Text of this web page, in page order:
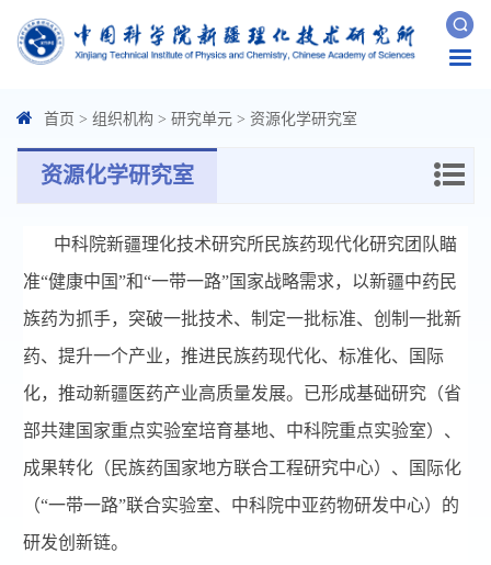
首页 > 组织机构 > 研究单元 > 资源化学研究室
资源化学研究室
中科院新疆理化技术研究所民族药现代化研究团队瞄
准“健康中国”和“一带一路”国家战略需求，以新疆中药民
族药为抓手，突破一批技术、制定一批标准、创制一批新
药、提升一个产业，推进民族药现代化、标准化、国际
化，推动新疆医药产业高质量发展。已形成基础研究（省
部共建国家重点实验室培育基地、中科院重点实验室）、
成果转化（民族药国家地方联合工程研究中心）、国际化
（“一带一路”联合实验室、中科院中亚药物研发中心）的
研发创新链。